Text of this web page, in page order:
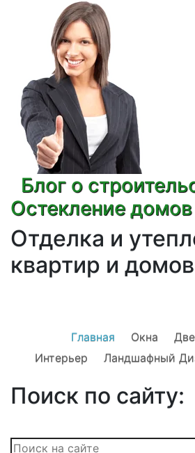
Блог о
Остекление
Отделка и
квартир и домов
Главная Окна
Интерьер
Ландшафный
Поиск по сайту: